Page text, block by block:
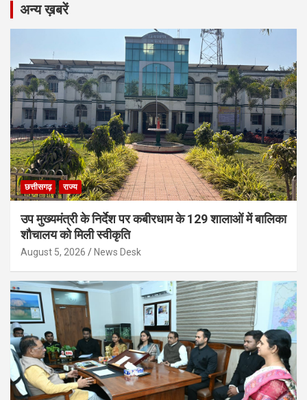
अन्य ख़बरें
छत्तीसगढ़ राज्य
उप मुख्यमंत्री के निर्देश पर कबीरधाम के 129 शालाओं में बालिका
शौचालय को मिली स्वीकृति
August 5, 2026 News Desk